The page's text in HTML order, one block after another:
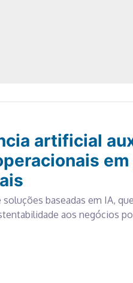
artificial
baseadas em IA,
aos negócios